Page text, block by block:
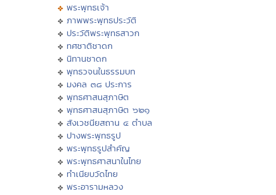
พระพุทธเจ้า
ภาพพระพุทธประวัติ
ประวัติพระพุทธสาวก
ทศชาติชาดก
นิทานชาดก
พุทธวจนในธรรมบท
มงคล ๓๘ ประการ
พุทธศาสนสุภาษิต
พุทธศาสนสุภาษิต ๖๒๑
สังเวชนียสถาน ๔ ตำบล
ปางพระพุทธรูป
พระพุทธรูปสำคัญ
พระพุทธศาสนาในไทย
ทำเนียบวัดไทย
พระอารามหลวง